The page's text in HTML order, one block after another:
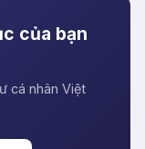
của bạn
cá nhân Việt